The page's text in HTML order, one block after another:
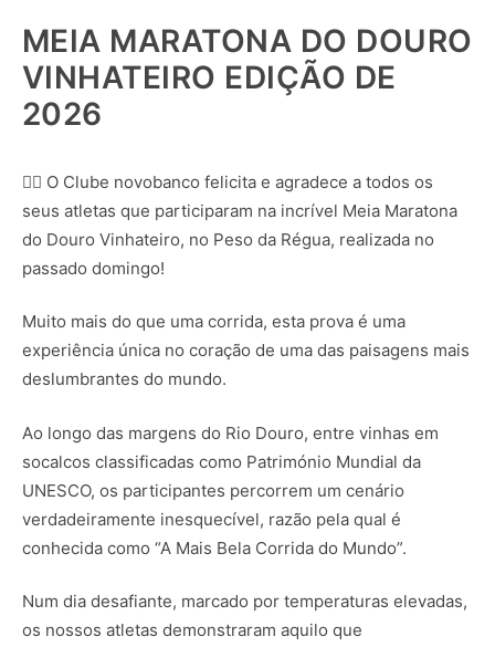
MEIA MARATONA DO DOURO
VINHATEIRO EDIÇÃO DE
2026
🏃‍♂️ O Clube novobanco felicita e agradece a todos os
seus atletas que participaram na incrível Meia Maratona
do Douro Vinhateiro, no Peso da Régua, realizada no
passado domingo!
Muito mais do que uma corrida, esta prova é uma
experiência única no coração de uma das paisagens mais
deslumbrantes do mundo.
Ao longo das margens do Rio Douro, entre vinhas em
socalcos classificadas como Património Mundial da
UNESCO, os participantes percorrem um cenário
verdadeiramente inesquecível, razão pela qual é
conhecida como “A Mais Bela Corrida do Mundo”.
Num dia desafiante, marcado por temperaturas elevadas,
os nossos atletas demonstraram aquilo que